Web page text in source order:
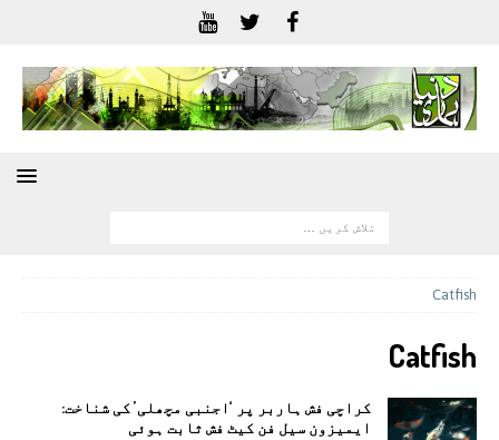
Catfish
Catfish
کراچی فش ہاربر پر ‘اجنبی مچھلی’ کی شناخت:
ایمیزون سیل فن کیٹ فش ثابت ہوئی